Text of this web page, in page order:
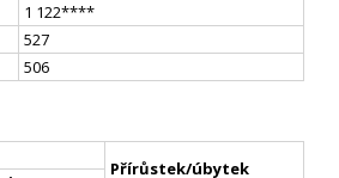
1 122****
527
506
Přírůstek/úbytek